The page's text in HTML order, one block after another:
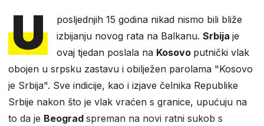
U
posljednjih 15 godina nikad nismo bili bliže
izbijanju novog rata na Balkanu.Srbijaje
ovaj tjedan poslala na Kosovo putnički vlak
obojen u srpsku zastavu i obilježen parolama "Kosovo
je Srbija". Sve indicije, kao i izjave čelnika Republike
Srbije nakon što je vlak vraćen s granice, upućuju na
to da je Beograd spreman na novi ratni sukob s